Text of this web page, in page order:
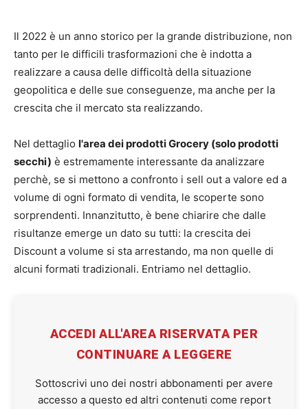
Il 2022 è un anno storico per la grande distribuzione, non
tanto per le difficili trasformazioni che è indotta a
realizzare a causa delle difficoltà della situazione
geopolitica e delle sue conseguenze, ma anche per la
crescita che il mercato sta realizzando.
Nel dettaglio l'area dei prodotti Grocery (solo prodotti
secchi) è estremamente interessante da analizzare
perchè, se si mettono a confronto i sell out a valore ed a
volume di ogni formato di vendita, le scoperte sono
sorprendenti. Innanzitutto, è bene chiarire che dalle
risultanze emerge un dato su tutti: la crescita dei
Discount a volume si sta arrestando, ma non quelle di
alcuni formati tradizionali. Entriamo nel dettaglio.
ACCEDI ALL'AREA RISERVATA PER
CONTINUARE A LEGGERE
Sottoscrivi uno dei nostri abbonamenti per avere
accesso a questo ed altri contenuti come report